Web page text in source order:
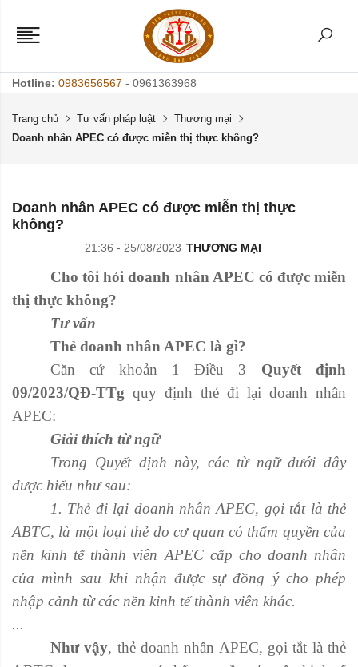
Hotline: 0983656567 - 0961363968
Trang chủ Tư vấn pháp luật
Thương mại
Doanh nhân APEC có được miễn thị thực không?
Doanh nhân APEC có được miễn thị thực
không?
21:36 - 25/08/2023 THƯƠNG MẠI
Cho tôi hỏi doanh nhân APEC có được miễn
thị thực không?
Tư vấn
Thẻ doanh nhân APEC là gì?
Căn cứ khoản 1 Điều 3 Quyết định
09/2023/QĐ-TTg quy định thẻ đi lại doanh nhân
APEC:
Giải thích từ ngữ
Trong Quyết định này, các từ ngữ dưới đây
được hiểu như sau:
1. Thẻ đi lại doanh nhân APEC, gọi tắt là thẻ
ABTC, là một loại thẻ do cơ quan có thẩm quyền của
nền kinh tế thành viên APEC cấp cho doanh nhân
của mình sau khi nhận được sự đồng ý cho phép
nhập cảnh từ các nền kinh tế thành viên khác.
...
Như vậy, thẻ doanh nhân APEC, gọi tắt là thẻ